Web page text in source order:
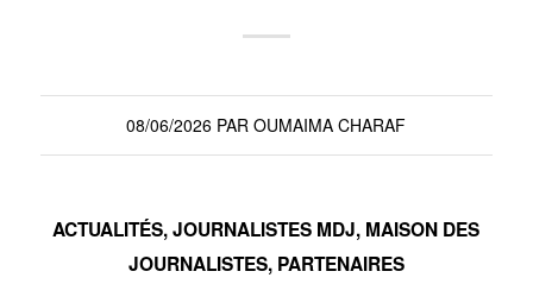
08/06/2026 PAROUMAIMA CHARAF
ACTUALITÉS,JOURNALISTES MDJ, MAISON DES
JOURNALISTES, PARTENAIRES